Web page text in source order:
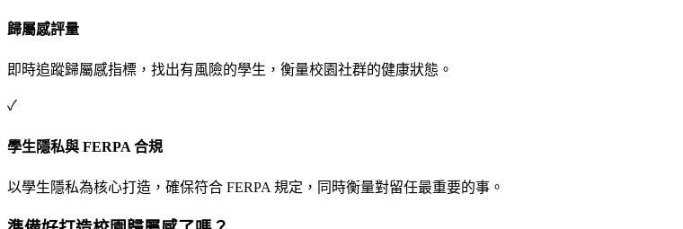
歸屬感評量
即時追蹤歸屬感指標，找出有風險的學生，衡量校園社群的健康狀態。
✓
學生隱私與 FERPA 合規
以學生隱私為核心打造，確保符合 FERPA 規定，同時衡量對留任最重要的事。